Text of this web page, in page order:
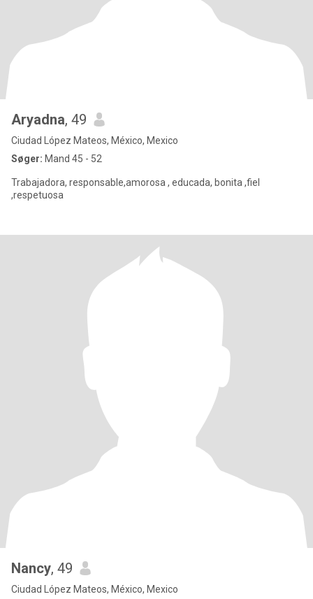
Aryadna, 49
Ciudad López Mateos, México, Mexico
Søger: Mand 45 - 52
Trabajadora, responsable,amorosa , educada, bonita ,fiel
,respetuosa
Nancy, 49
Ciudad López Mateos, México, Mexico